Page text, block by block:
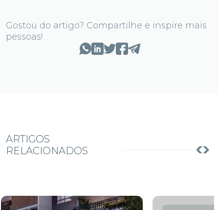
Gostou do artigo? Compartilhe e inspire mais
pessoas!
ARTIGOS
RELACIONADOS